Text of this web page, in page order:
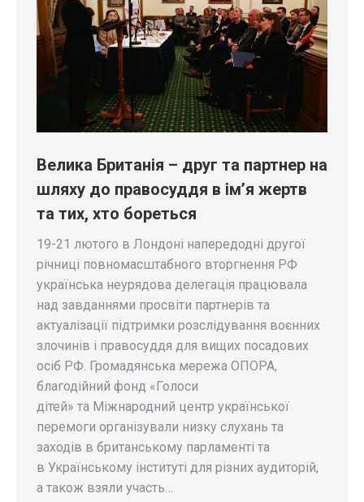
Велика Британія – друг та партнер на
шляху до правосуддя в ім’я жертв
та тих, хто бореться
19-21 лютого в Лондоні напередодні другої
річниці повномасштабного вторгнення РФ
українська неурядова делегація працювала
над завданнями просвіти партнерів та
актуалізації підтримки розслідування воєнних
злочинів і правосуддя для вищих посадових
осіб РФ. Громадянська мережа ОПОРА,
благодійний фонд «Голоси
дітей» та Міжнародний центр української
перемоги організували низку слухань та
заходів в британському парламенті та
в Українському інституті для різних аудиторій,
а також взяли участь…